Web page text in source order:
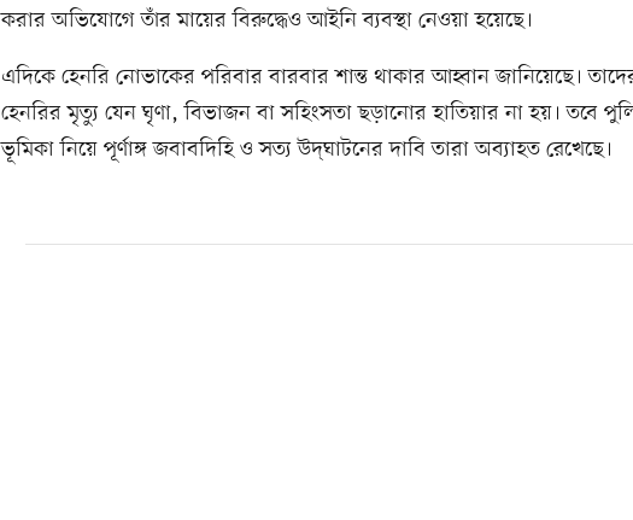
করার অভিযোগে তাঁর মায়ের বিরুদ্ধেও আইনি ব্যবস্থা নেওয়া হয়েছে।
এদিকে হেনরি নোভাকের পরিবার বারবার শান্ত থাকার আহ্বান জানিয়েছে।
হেনরির মৃত্যু যেন ঘৃণা, বিভাজন বা সহিংসতা ছড়ানোর হাতিয়ার না হয়। তবে
ভূমিকা নিয়ে পূর্ণাঙ্গ জবাবদিহি ও সত্য উদ্‌ঘাটনের দাবি তারা অব্যাহত রেখেছে।